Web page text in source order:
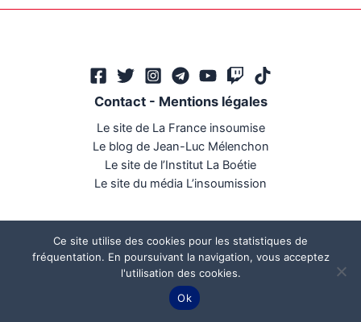
Contact- Mentions légales
Le site de La France insoumise
Le blog de Jean-Luc Mélenchon
Le site de l’Institut La Boétie
Le site du média L’insoumission
Mégaphone communication
Ce site utilise des cookies pour les statistiques de
fréquentation. En poursuivant la navigation, vous acceptez
l'utilisation des cookies.
Ok